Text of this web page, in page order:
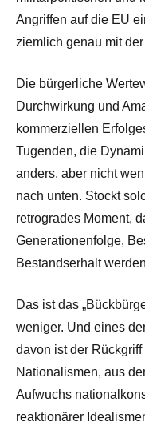
Angriffen auf die EU
ziemlich genau mit
Die bürgerliche
Durchwirkung und
kommerziellen
Tugenden, die
anders, aber nicht
nach unten. Stockt
retrogrades Moment,
Generationenfolge,
Bestandserhalt
Das ist das
weniger. Und eines
davon ist der
Nationalismen, aus
Aufwuchs
reaktionärer